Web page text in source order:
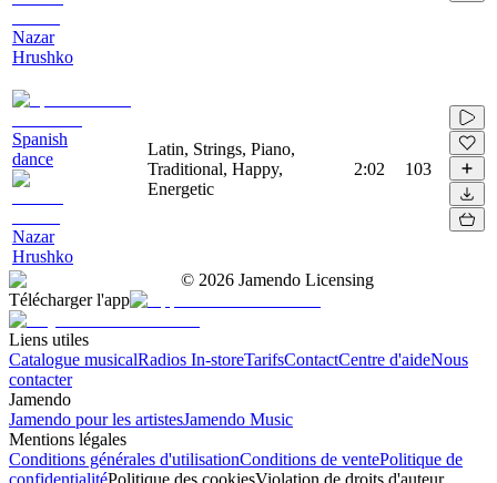
Nazar
Hrushko
Spanish
dance
Nazar
Hrushko
Latin, Strings, Piano,
Traditional, Happy,
Energetic
2:02 103
© 2026 Jamendo Licensing
Télécharger l'app
Liens utiles
Catalogue musicalRadios In-storeTarifsContactCentre d'aideNous
contacter
Jamendo
Jamendo pour les artistesJamendo Music
Mentions légales
Conditions générales d'utilisationConditions de ventePolitique de
confidentialitéPolitique des cookiesViolation de droits d'auteur